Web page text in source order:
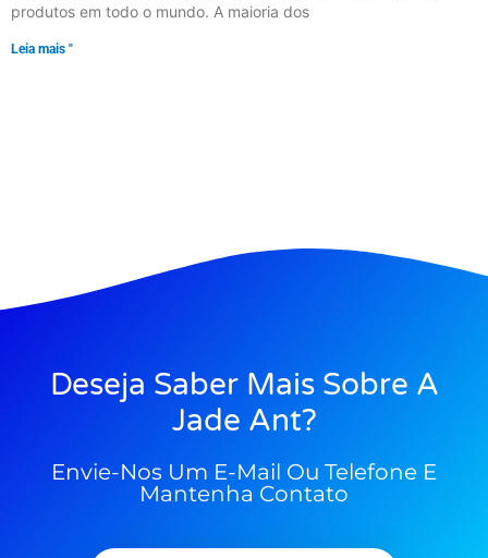
produtos em todo o mundo. A maioria dos
Leia mais "
Deseja Saber Mais Sobre A
Jade Ant?
Envie-Nos Um E-Mail Ou Telefone E
Mantenha Contato